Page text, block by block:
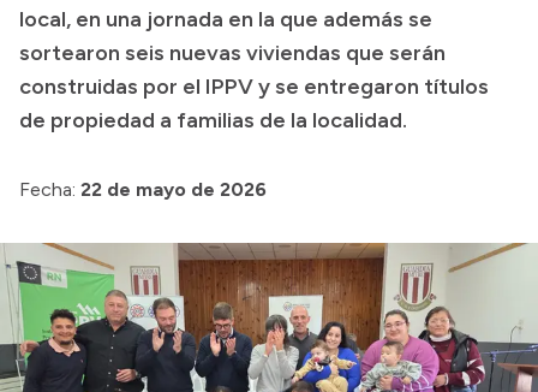
Consulta de expedientes
Consulta de pago a proveedores
Convocatorias
Intranet
local, en una jornada en la que además se
sortearon seis nuevas viviendas que serán
construidas por el IPPV y se entregaron títulos
de propiedad a familias de la localidad.
Fecha: 22 de mayo de 2026